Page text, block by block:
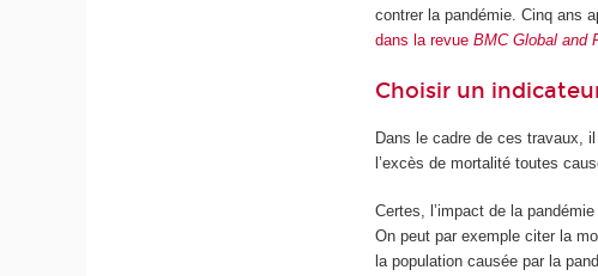
contrer la pandémie. Cinq ans
dans la revueBMC Global and
Choisir un
Dans le cadre de ces travaux,
l’excès de mortalité toutes
Certes, l’impact de la
On peut par exemple citer la
la population causée par la